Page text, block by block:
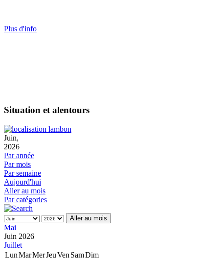
Plus d'info
Situation et alentours
Juin,
2026
Par année
Par mois
Par semaine
Aujourd'hui
Aller au mois
Par catégories
Aller au mois
Mai
Juin 2026
Juillet
LunMarMerJeuVen SamDim